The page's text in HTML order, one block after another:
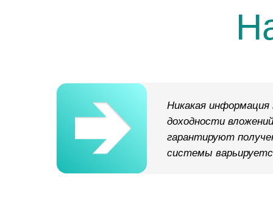
Никакая
доходности
гарантируют
системы